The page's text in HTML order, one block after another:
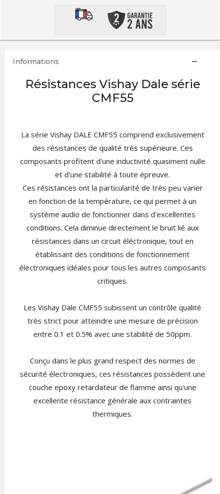
Informations
Résistances Vishay Dale série
CMF55
La série Vishay DALE CMF55 comprend exclusivement
des résistances de qualité très supérieure. Ces
composants profitent d'une inductivité quasiment nulle
et d'une stabilité à toute épreuve.
Ces résistances ont la particularité de très peu varier
en fonction de la température, ce qui permet à un
système audio de fonctionner dans d'excellentes
conditions. Cela diminue directement le bruit lié aux
résistances dans un circuit éléctronique, tout en
établissant des conditions de fonctionnement
électroniques idéales pour tous les autres composants
critiques.
Les Vishay Dale CMF55 subissent un contrôle qualité
très strict pour atteindre une mesure de précision
entre 0.1 et 0.5% avec une stabilité de 50ppm.
Conçu dans le plus grand respect des normes de
sécurité électroniques, ces résistances possèdent une
couche epoxy retardateur de flamme ainsi qu'une
excellente résistance générale aux contraintes
thermiques.